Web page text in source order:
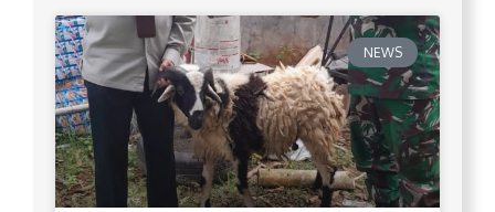
NEWS